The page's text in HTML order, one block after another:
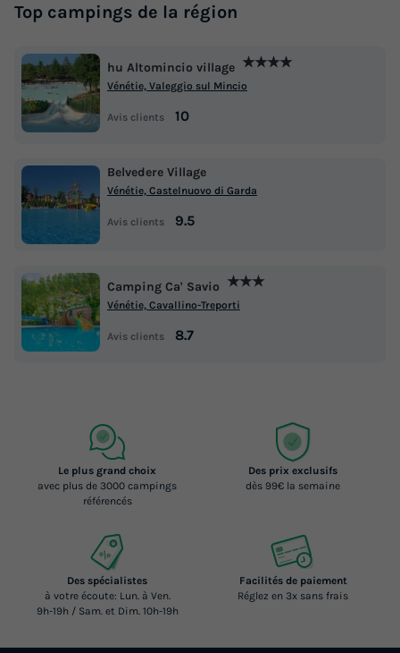
Top campings de la région
hu Altomincio village ★★★★
Vénétie, Valeggio sul Mincio
Avis clients 10
Belvedere Village
Vénétie, Castelnuovo di Garda
Avis clients 9.5
Camping Ca' Savio ★★★
Vénétie, Cavallino-Treporti
Avis clients 8.7
Le plus grand choix
avec plus de 3000 campings
référencés
Des prix exclusifs
dès 99€ la semaine
Des spécialistes
à votre écoute: Lun. à Ven.
9h-19h / Sam. et Dim. 10h-19h
Facilités de paiement
Réglez en 3x sans frais